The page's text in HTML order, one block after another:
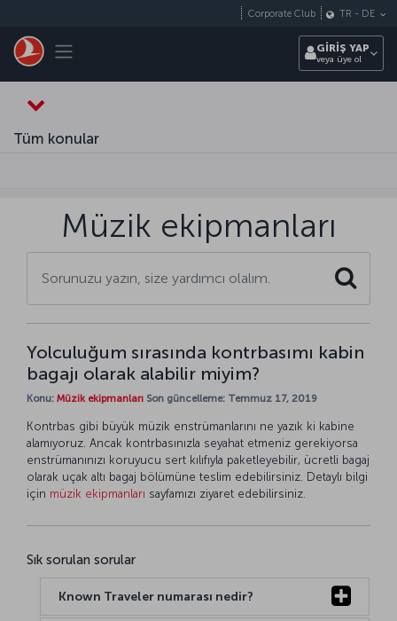
Toggle navigation
Corporate Club TR - DE
GİRİŞ YAP
veya üye ol
Tüm konular
Müzik ekipmanları
Search
Yolculuğum sırasında kontrbasımı kabin
bagajı olarak alabilir miyim?
Konu: Müzik ekipmanları Son güncelleme: Temmuz 17, 2019
Kontrbas gibi büyük müzik enstrümanlarını ne yazık ki kabine
alamıyoruz. Ancak kontrbasınızla seyahat etmeniz gerekiyorsa
enstrümanınızı koruyucu sert kılıfıyla paketleyebilir, ücretli bagaj
olarak uçak altı bagaj bölümüne teslim edebilirsiniz. Detaylı bilgi
için müzik ekipmanları sayfamızı ziyaret edebilirsiniz.
Sık sorulan sorular
Known Traveler numarası nedir?